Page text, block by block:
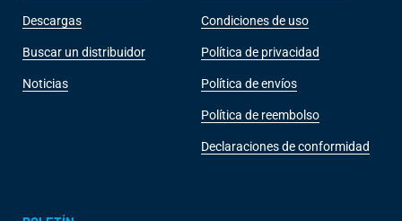
Descargas
Buscar un distribuidor
Noticias
Condiciones de uso
Política de privacidad
Política de envíos
Política de reembolso
Declaraciones de conformidad